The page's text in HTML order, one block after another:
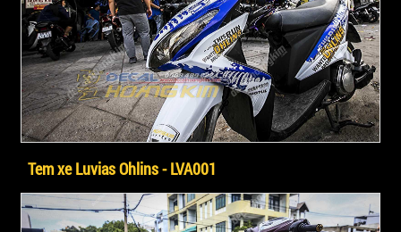
Tem xe Luvias Ohlins - LVA001